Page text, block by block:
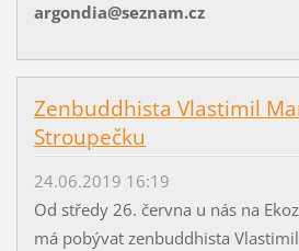
argondia@seznam.cz
Zenbuddhista Vlastimil
Stroupečku
24.06.2019 16:19
Od středy 26. června u nás na
má pobývat zenbuddhista